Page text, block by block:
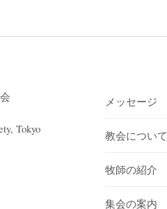
Tokyo
メッセージ
教会について
牧師の紹介
集会の案内